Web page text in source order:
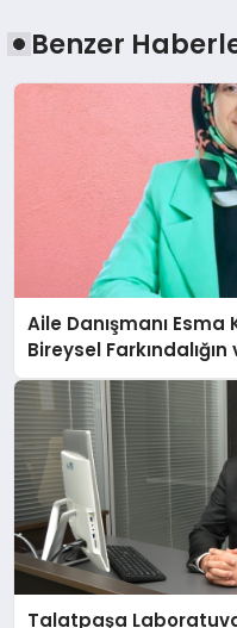
Benzer
Aile Danışmanı
Bireysel Farkındalığın
Anlatıyor
Talatpaşa